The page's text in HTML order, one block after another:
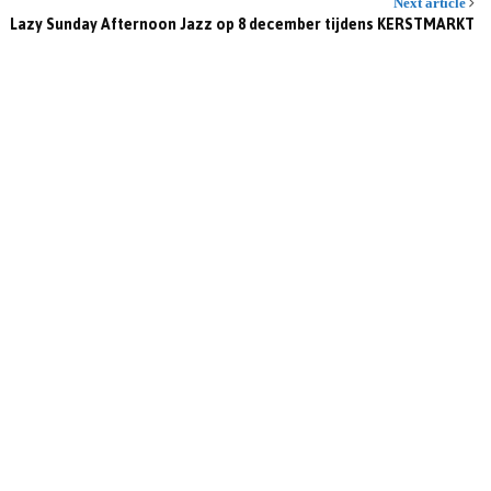
Lazy Sunday Afternoon Jazz op 8 december tijdens KERSTMARKT
n